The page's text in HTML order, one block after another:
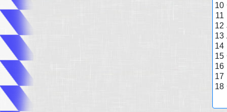
10
11
12
13
14
15
16
17
18